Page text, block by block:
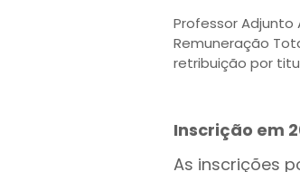
Professor Adjunto
Remuneração
retribuição por
Inscrição em
As inscrições